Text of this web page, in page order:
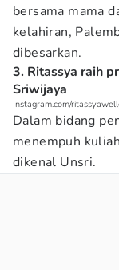
bersama mama
kelahiran,
dibesarkan.
3. Ritassya raih
Sriwijaya
Instagram.com/
Dalam bidang
menempuh
dikenal Unsri.